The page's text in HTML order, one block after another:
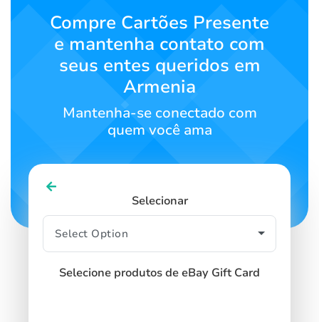
Contacte-
Português
Compre Cartões Presente
e mantenha contato com
seus entes queridos em
Armenia
Mantenha-se conectado com
quem você ama
Selecionar
Selecione produtos de eBay Gift Card